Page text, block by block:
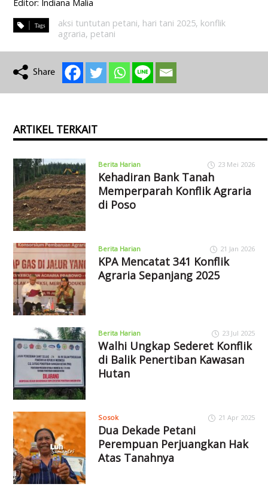
Editor: Indiana Malia
aksi tuntutan petani, hari tani 2025, konflik
agraria, petani
ARTIKEL TERKAIT
Berita Harian 23 Mei 2026
Kehadiran Bank Tanah
Memperparah Konflik Agraria
di Poso
Berita Harian 21 Jan 2026
KPA Mencatat 341 Konflik
Agraria Sepanjang 2025
Berita Harian 23 Jul 2025
Walhi Ungkap Sederet Konflik
di Balik Penertiban Kawasan
Hutan
Sosok 21 Apr 2025
Dua Dekade Petani
Perempuan Perjuangkan Hak
Atas Tanahnya